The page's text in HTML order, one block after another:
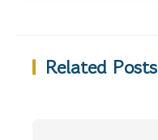
Related Posts